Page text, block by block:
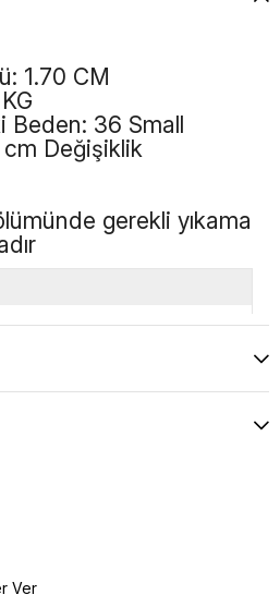
1.70 CM
Beden: 36 Small
cm Değişiklik
gerekli yıkama
Ver